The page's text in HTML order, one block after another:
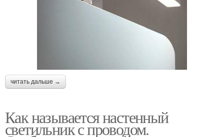
читать дальше →
Как называется настенный
светильник с проводом.